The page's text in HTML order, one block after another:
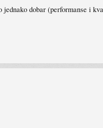
dobar (performanse i